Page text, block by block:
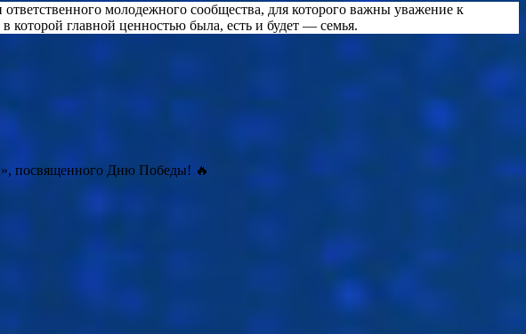
молодежного сообщества, для которого важны уважение к
которой главной ценностью была, есть и будет — семья.
посвященного Дню Победы! 🔥